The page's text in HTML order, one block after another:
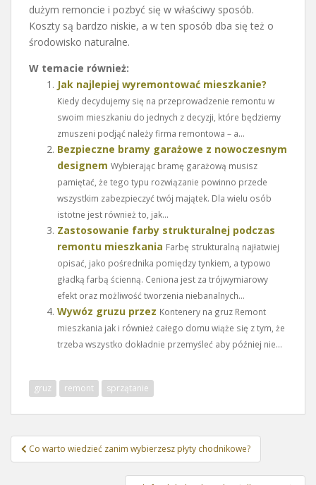
dużym remoncie i pozbyć się w właściwy sposób.
Koszty są bardzo niskie, a w ten sposób dba się też o
środowisko naturalne.
W temacie również:
Jak najlepiej wyremontować mieszkanie?
Kiedy decydujemy się na przeprowadzenie remontu w
swoim mieszkaniu do jednych z decyzji, które będziemy
zmuszeni podjąć należy firma remontowa – a...
Bezpieczne bramy garażowe z nowoczesnym
designem Wybierając bramę garażową musisz
pamiętać, że tego typu rozwiązanie powinno przede
wszystkim zabezpieczyć twój majątek. Dla wielu osób
istotne jest również to, jak...
Zastosowanie farby strukturalnej podczas
remontu mieszkania Farbę strukturalną najłatwiej
opisać, jako pośrednika pomiędzy tynkiem, a typowo
gładką farbą ścienną. Ceniona jest za trójwymiarowy
efekt oraz możliwość tworzenia niebanalnych...
Wywóz gruzu przez Kontenery na gruz Remont
mieszkania jak i również całego domu wiąże się z tym, że
trzeba wszystko dokładnie przemyśleć aby później nie...
gruz remont sprzątanie
Nawigacja
wpisu
Co warto wiedzieć zanim wybierzesz płyty chodnikowe?